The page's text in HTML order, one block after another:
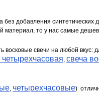
без добавления
материал, то у нас самые
свечи на любой вкус:
четырехчасовая, свеча
, четырехчасовые)